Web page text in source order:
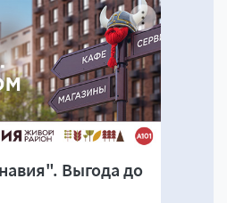
Выгода до